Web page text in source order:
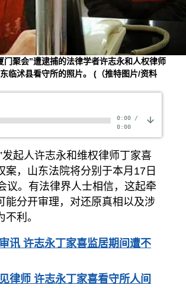
门聚会”遭逮捕的法律学者许志永和人权律师
临沭县看守所的照片。(（推特图片/资料
0:00/
0:00
发起人许志永和维权律师丁家喜
案，山东法院将分别于本月17日
议。有法律界人士相信，这起牵
能分开审理，对还原真相以及涉
利。
讯 许志永丁家喜监居期间遭不
律师 许志永丁家喜看守所人间